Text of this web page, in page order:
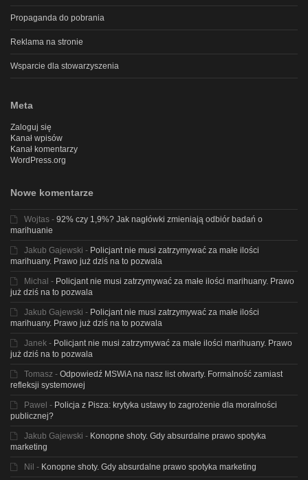
Propaganda do pobrania
Reklama na stronie
Wsparcie dla stowarzyszenia
Meta
Zaloguj się
Kanał wpisów
Kanał komentarzy
WordPress.org
Nowe komentarze
Wojtas - 92% czy 1,9%? Jak nagłówki zmieniają odbiór badań o
marihuanie
Jakub Gajewski - Policjant nie musi zatrzymywać za małe ilości
marihuany. Prawo już dziś na to pozwala
Michal - Policjant nie musi zatrzymywać za małe ilości marihuany. Prawo
już dziś na to pozwala
Jakub Gajewski - Policjant nie musi zatrzymywać za małe ilości
marihuany. Prawo już dziś na to pozwala
Janek - Policjant nie musi zatrzymywać za małe ilości marihuany. Prawo
już dziś na to pozwala
Tomasz - Odpowiedź MSWiA na nasz list otwarty. Formalność zamiast
refleksji systemowej
Pawel - Policja z Pisza: krytyka ustawy to zagrożenie dla moralności
publicznej?
Jakub Gajewski - Konopne shoty. Gdy absurdalne prawo spotyka
marketing
Nil - Konopne shoty. Gdy absurdalne prawo spotyka marketing